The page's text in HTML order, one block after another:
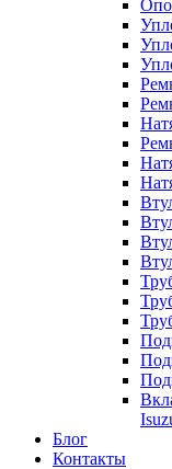
Блог
Контакты